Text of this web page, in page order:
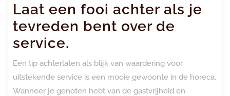
Laat een fooi achter als je
tevreden bent over de
service.
Een tip achterlaten als blijk van waardering voor
uitstekende service is een mooie gewoonte in de horeca.
Wanneer je genoten hebt van de gastvrijheid en